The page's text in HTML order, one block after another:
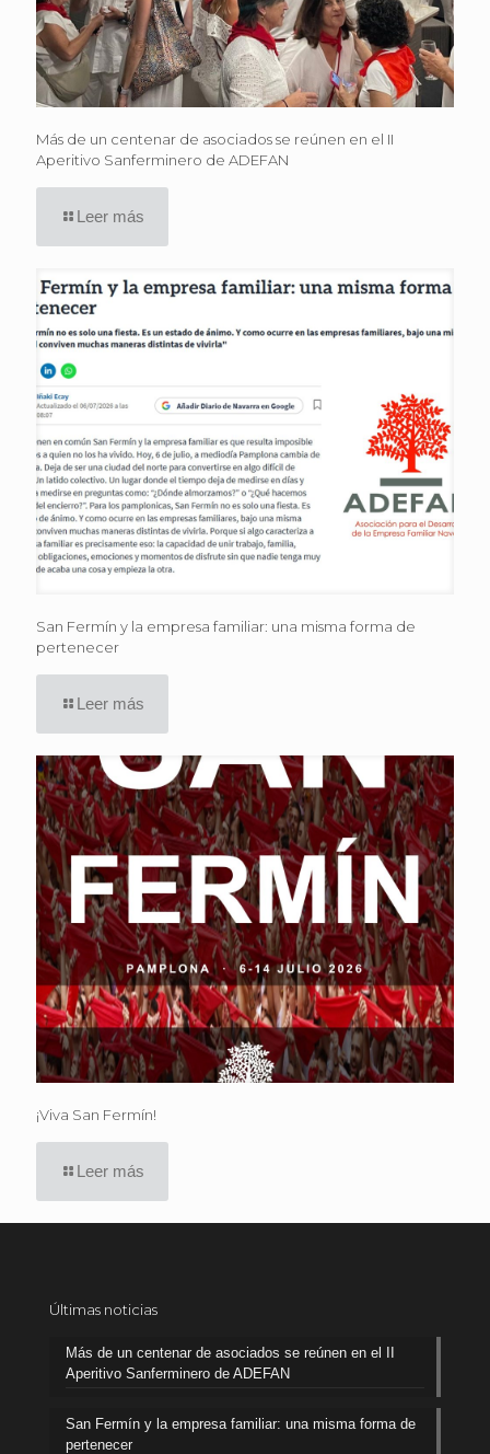
Más de un centenar de asociados se reúnen en el II
Aperitivo Sanferminero de ADEFAN
Leer más
San Fermín y la empresa familiar: una misma forma de
pertenecer
Leer más
¡Viva San Fermín!
Leer más
Últimas noticias
Más de un centenar de asociados se reúnen en el II
Aperitivo Sanferminero de ADEFAN
San Fermín y la empresa familiar: una misma forma de
pertenecer